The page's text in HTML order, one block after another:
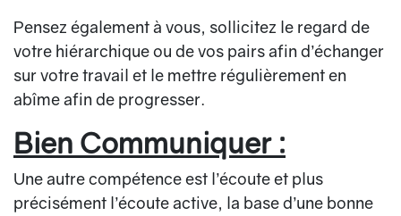
Pensez également à vous, sollicitez le regard de
votre hiérarchique ou de vos pairs afin d’échanger
sur votre travail et le mettre régulièrement en
abîme afin de progresser.
Bien Communiquer :
Une autre compétence est l’écoute et plus
précisément l’écoute active, la base d’une bonne